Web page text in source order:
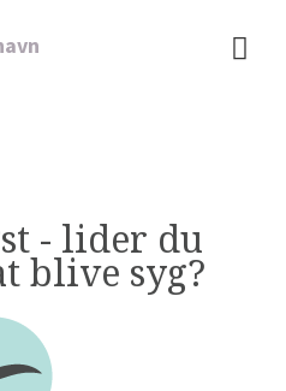
- lider du
blive syg?